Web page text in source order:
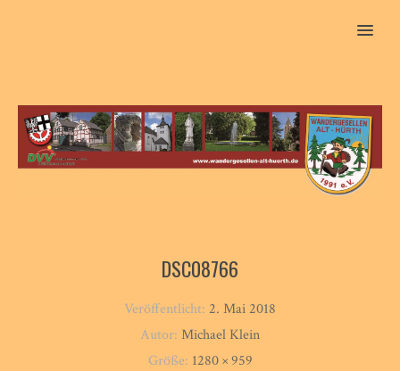
MENU
DSC08766
Veröffentlicht: 2. Mai 2018
Autor: Michael Klein
Größe: 1280 × 959